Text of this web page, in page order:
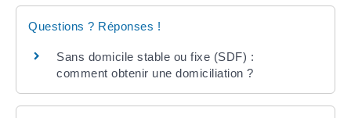
Questions ? Réponses !
Sans domicile stable ou fixe (SDF) :
comment obtenir une domiciliation ?